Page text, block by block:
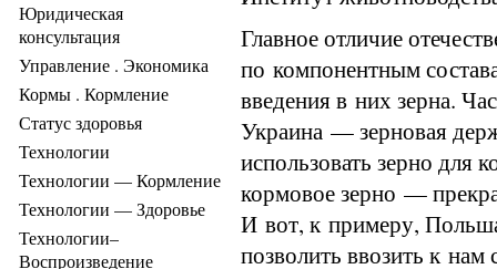
Юридическая
консультация
Управление . Экономика
Кормы . Кормление
Статус здоровья
Технологии
Технологии — Кормление
Технологии — Здоровье
Технологии–
Воспроизведение
Главное отличие
по компонентным
введения в них зерна.
Украина — зерновая
использовать зерно
кормовое зерно —
И вот, к примеру,
позволить ввозить к